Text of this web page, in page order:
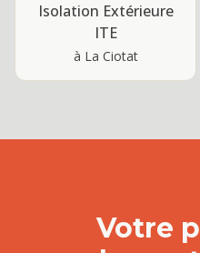
Isolation Extérieure
ITE
à La Ciotat
Votre